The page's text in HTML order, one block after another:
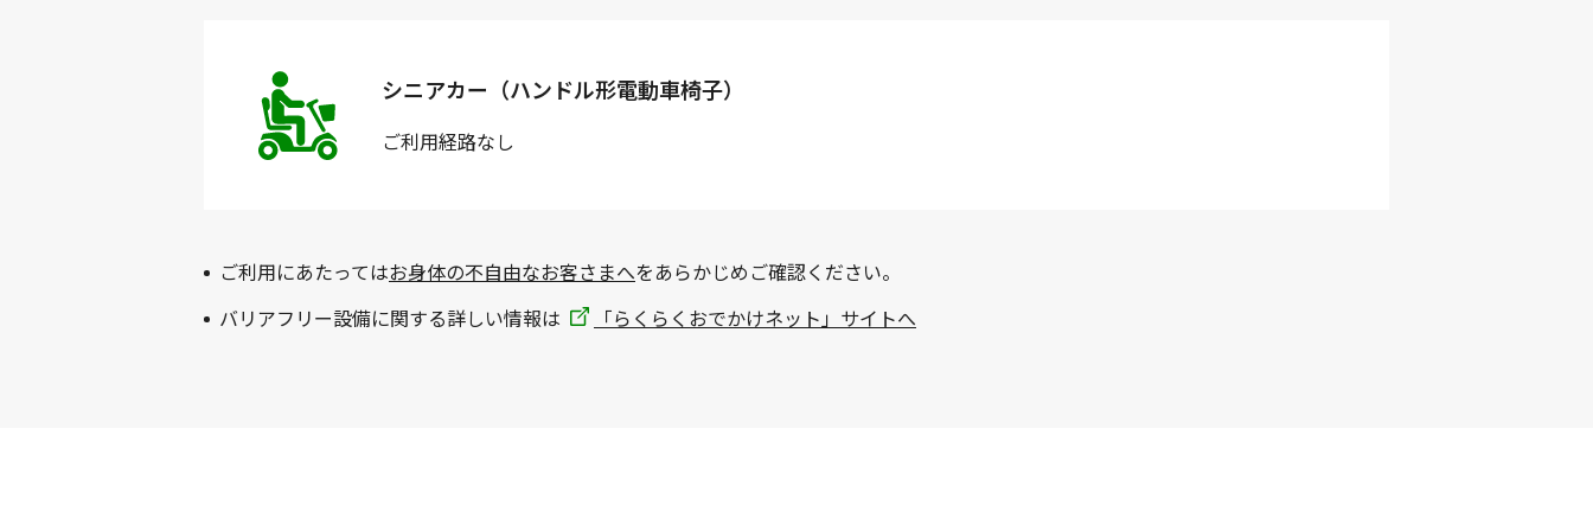
シニアカー（ハンドル形電動車椅子）
ご利用経路なし
ご利用にあたってはお身体の不自由なお客さまへをあらかじめご確認ください。
バリアフリー設備に関する詳しい情報は
「らくらくおでかけネット」サイトへ